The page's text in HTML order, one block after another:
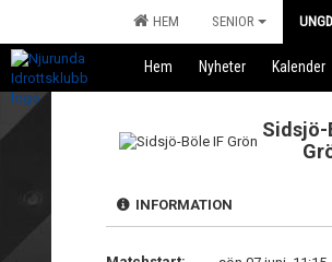
HEM SENIOR
Hem Nyheter Kalender
Sidsjö-
INFORMATION